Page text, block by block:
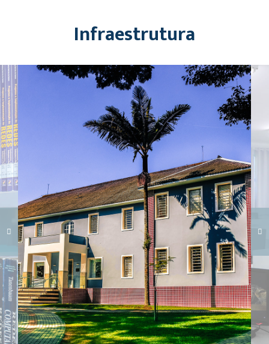
Infraestrutura
Carregando galeria...